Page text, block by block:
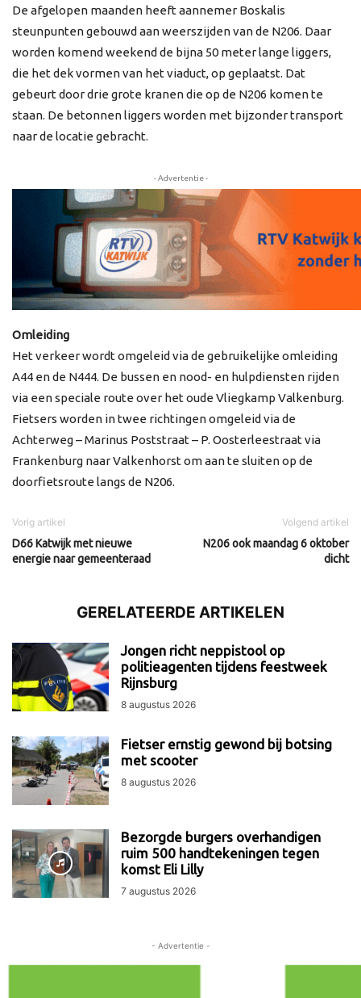
De afgelopen maanden heeft aannemer Boskalis
steunpunten gebouwd aan weerszijden van de N206. Daar
worden komend weekend de bijna 50 meter lange liggers,
die het dek vormen van het viaduct, op geplaatst. Dat
gebeurt door drie grote kranen die op de N206 komen te
staan. De betonnen liggers worden met bijzonder transport
naar de locatie gebracht.
- Advertentie -
Omleiding
Het verkeer wordt omgeleid via de gebruikelijke omleiding
A44 en de N444. De bussen en nood- en hulpdiensten rijden
via een speciale route over het oude Vliegkamp Valkenburg.
Fietsers worden in twee richtingen omgeleid via de
Achterweg – Marinus Poststraat – P. Oosterleestraat via
Frankenburg naar Valkenhorst om aan te sluiten op de
doorfietsroute langs de N206.
Vorig artikel
D66 Katwijk met nieuwe
energie naar gemeenteraad
Volgend artikel
N206 ook maandag 6 oktober
dicht
GERELATEERDE ARTIKELEN
Jongen richt neppistool op
politieagenten tijdens feestweek
Rijnsburg
8 augustus 2026
Fietser ernstig gewond bij botsing
met scooter
8 augustus 2026
Bezorgde burgers overhandigen
ruim 500 handtekeningen tegen
komst Eli Lilly
7 augustus 2026
- Advertentie -